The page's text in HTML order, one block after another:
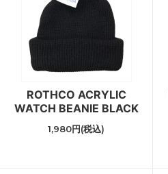
ROTHCO ACRYLIC
WATCH BEANIE BLACK
1,980円(税込)